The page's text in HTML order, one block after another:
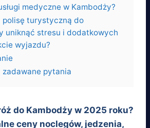
medyczne w Kambodży?
polisę turystyczną do
uniknąć stresu i dodatkowych
wyjazdu?
zadawane pytania
do Kambodży w 2025 roku?
ceny noclegów, jedzenia,